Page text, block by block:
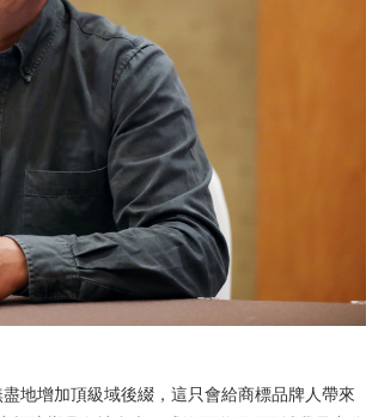
增加頂級域後綴，這只會給商標品牌人帶來